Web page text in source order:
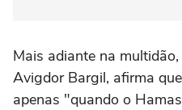
Mais adiante na
Avigdor Bargil, afirma
apenas "quando o